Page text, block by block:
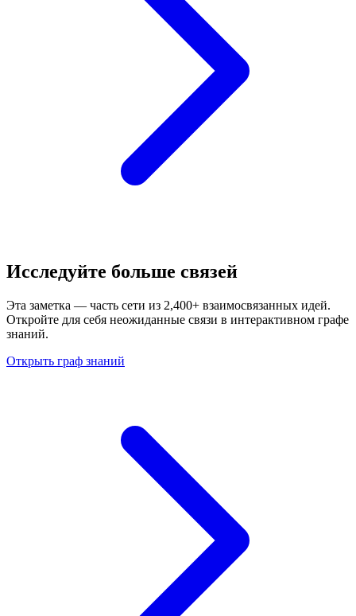
Исследуйте больше связей
Эта заметка — часть сети из 2,400+ взаимосвязанных идей.
Откройте для себя неожиданные связи в интерактивном графе
знаний.
Открыть граф знаний